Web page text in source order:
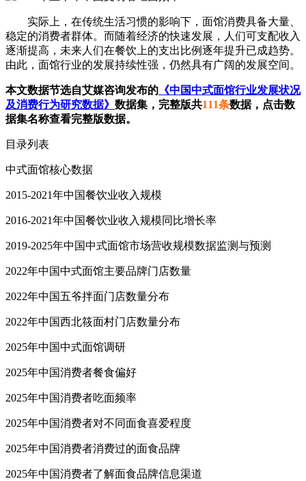
实际上，在传统生活习惯的影响下，面馆消费具备大量、
稳定的消费者群体。而随着经济的快速发展，人们可支配收入
逐渐提高，未来人们在餐饮上的支出比例逐年提升已成趋势。
由此，面馆行业的发展持续性强，仍然具有广阔的发展空间。
本文数据节选自艾媒咨询发布的 《中国中式面馆行业发展状况
及消费行为研究数据》 数据集，完整版共111条数据，点击数
据集名称查看完整版数据。
目录列表
中式面馆核心数据
2015-2021年中国餐饮业收入规模
2016-2021年中国餐饮业收入规模同比增长率
2019-2025年中国中式面馆市场营收规模数据监测与预测
2022年中国中式面馆主要品牌门店数量
2022年中国五爷拌面门店数量分布
2022年中国西北筱面村门店数量分布
2025年中国中式面馆调研
2025年中国消费者餐食偏好
2025年中国消费者吃面频率
2025年中国消费者对不同面食喜爱程度
2025年中国消费者消费过的面食品牌
2025年中国消费者了解面食品牌信息渠道